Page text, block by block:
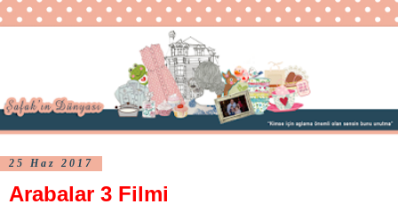
25 Haz 2017
Arabalar 3 Filmi